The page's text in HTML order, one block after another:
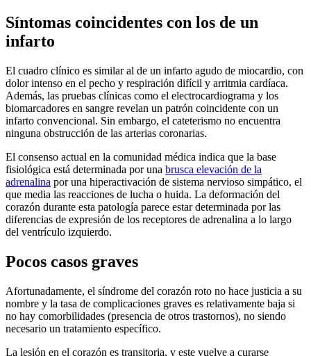
Síntomas coincidentes con los de un
infarto
El cuadro clínico es similar al de un infarto agudo de miocardio, con
dolor intenso en el pecho y respiración difícil y arritmia cardíaca.
Además, las pruebas clínicas como el electrocardiograma y los
biomarcadores en sangre revelan un patrón coincidente con un
infarto convencional. Sin embargo, el cateterismo no encuentra
ninguna obstrucción de las arterias coronarias.
El consenso actual en la comunidad médica indica que la base
fisiológica está determinada por una brusca elevación de la
adrenalina por una hiperactivación de sistema nervioso simpático, el
que media las reacciones de lucha o huida. La deformación del
corazón durante esta patología parece estar determinada por las
diferencias de expresión de los receptores de adrenalina a lo largo
del ventrículo izquierdo.
Pocos casos graves
Afortunadamente, el síndrome del corazón roto no hace justicia a su
nombre y la tasa de complicaciones graves es relativamente baja si
no hay comorbilidades (presencia de otros trastornos), no siendo
necesario un tratamiento específico.
La lesión en el corazón es transitoria, y este vuelve a curarse